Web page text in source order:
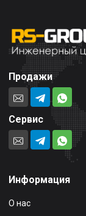
Продажи
Сервис
Информация
О нас